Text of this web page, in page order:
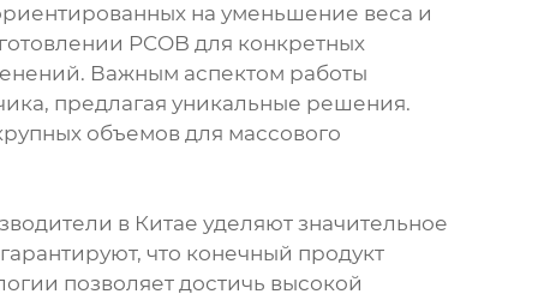
на уменьшение веса и
PCOB для конкретных
Важным аспектом работы
предлагая уникальные решения.
объемов для массового
в Китае уделяют значительное
что конечный продукт
позволяет достичь высокой